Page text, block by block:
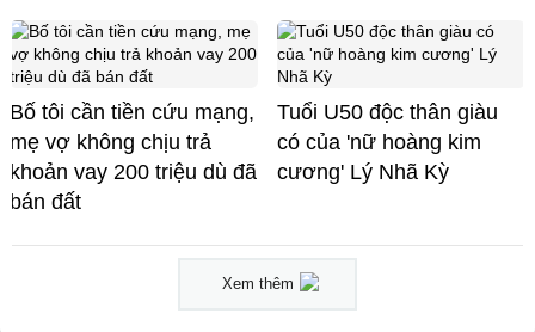
Bố tôi cần tiền cứu mạng,
mẹ vợ không chịu trả
khoản vay 200 triệu dù đã
bán đất
Tuổi U50 độc thân giàu
có của 'nữ hoàng kim
cương' Lý Nhã Kỳ
Xem thêm